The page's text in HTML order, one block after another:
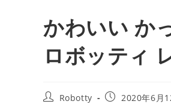
かわいい か
ロボッティ
投
Robotty
投
2020年6月